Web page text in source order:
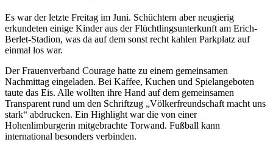
Es war der letzte Freitag im Juni. Schüchtern aber neugierig
erkundeten einige Kinder aus der Flüchtlingsunterkunft am Erich-
Berlet-Stadion, was da auf dem sonst recht kahlen Parkplatz auf
einmal los war.
Der Frauenverband Courage hatte zu einem gemeinsamen
Nachmittag eingeladen. Bei Kaffee, Kuchen und Spielangeboten
taute das Eis. Alle wollten ihre Hand auf dem gemeinsamen
Transparent rund um den Schriftzug „Völkerfreundschaft macht uns
stark“ abdrucken. Ein Highlight war die von einer
Hohenlimburgerin mitgebrachte Torwand. Fußball kann
international besonders verbinden.